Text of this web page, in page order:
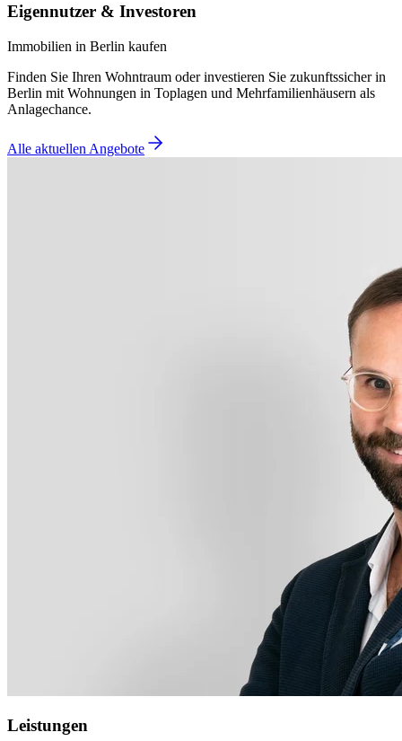
Eigennutzer & Investoren
Immobilien in Berlin kaufen
Finden Sie Ihren Wohntraum oder investieren Sie zukunftssicher in
Berlin mit Wohnungen in Toplagen und Mehrfamilienhäusern als
Anlagechance.
Alle aktuellen Angebote
Leistungen